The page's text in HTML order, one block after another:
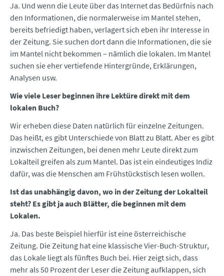
Ja. Und wenn die Leute über das Internet das Bedürfnis nach
den Informationen, die normalerweise im Mantel stehen,
bereits befriedigt haben, verlagert sich eben ihr Interesse in
der Zeitung. Sie suchen dort dann die Informationen, die sie
im Mantel nicht bekommen – nämlich die lokalen. Im Mantel
suchen sie eher vertiefende Hintergründe, Erklärungen,
Analysen usw.
Wie viele Leser beginnen ihre Lektüre direkt mit dem
lokalen Buch?
Wir erheben diese Daten natürlich für einzelne Zeitungen.
Das heißt, es gibt Unterschiede von Blatt zu Blatt. Aber es gibt
inzwischen Zeitungen, bei denen mehr Leute direkt zum
Lokalteil greifen als zum Mantel. Das ist ein eindeutiges Indiz
dafür, was die Menschen am Frühstückstisch lesen wollen.
Ist das unabhängig davon, wo in der Zeitung der Lokalteil
steht? Es gibt ja auch Blätter, die beginnen mit dem
Lokalen.
Ja. Das beste Beispiel hierfür ist eine österreichische
Zeitung. Die Zeitung hat eine klassische Vier-Buch-Struktur,
das Lokale liegt als fünftes Buch bei. Hier zeigt sich, dass
mehr als 50 Prozent der Leser die Zeitung aufklappen, sich